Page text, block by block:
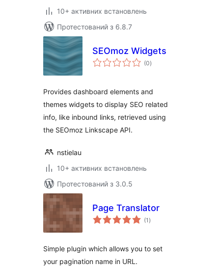
10+ активних встановлень
Протестований з 6.8.7
SEOmoz Widgets
(0загальний
рейтинг
)
Provides dashboard elements and
themes widgets to display SEO related
info, like inbound links, retrieved using
the SEOmoz Linkscape API.
nstielau
10+ активних встановлень
Протестований з 3.0.5
Page Translator
(1 загальний
рейтинг
)
Simple plugin which allows you to set
your pagination name in URL.